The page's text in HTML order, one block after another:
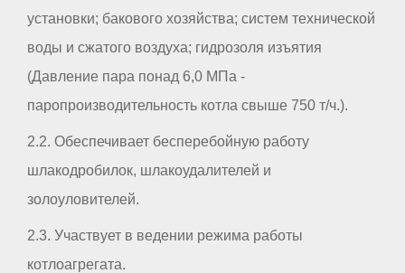
установки; бакового хозяйства; систем технической
воды и сжатого воздуха; гидрозоля изъятия
(Давление пара понад 6,0 МПа -
паропроизводительность котла свыше 750 т/ч.).
2.2. Обеспечивает бесперебойную работу
шлакодробилок, шлакоудалителей и
золоуловителей.
2.3. Участвует в ведении режима работы
котлоагрегата.